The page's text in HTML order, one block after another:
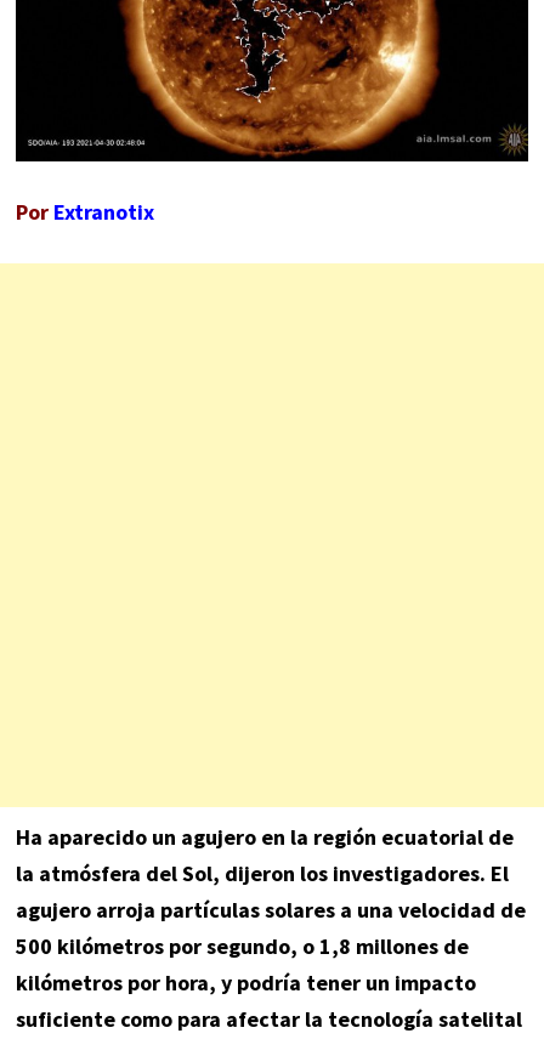
Por Extranotix
Ha aparecido un agujero en la región ecuatorial de
la atmósfera del Sol, dijeron los investigadores. El
agujero arroja partículas solares a una velocidad de
500 kilómetros por segundo, o 1,8 millones de
kilómetros por hora, y podría tener un impacto
suficiente como para afectar la tecnología satelital